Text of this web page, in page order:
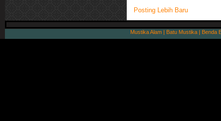
Posting Lebih Baru
Mustika Alam | Batu Mustika | Benda